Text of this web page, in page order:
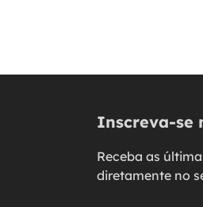
Inscreva-se
Receba as
diretamente no